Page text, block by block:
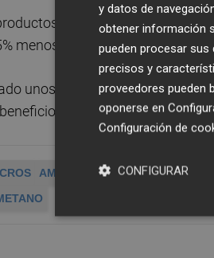
la química registró en
menos de reclamaciones de
unos números rojos de 5,7
de 6,1 millones
AMPLIACIÓN DE CAPITAL DE
y datos de
obtener información
pueden procesar
precisos y
proveedores pueden
oponerse en
Configuración de
CONFIGURAR